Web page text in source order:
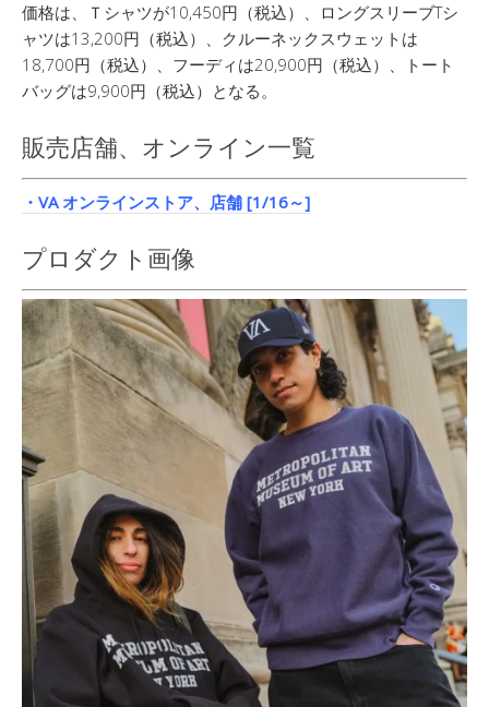
価格は、Ｔシャツが10,450円（税込）、ロングスリーブTシ
ャツは13,200円（税込）、クルーネックスウェットは
18,700円（税込）、フーディは20,900円（税込）、トート
バッグは9,900円（税込）となる。
販売店舗、オンライン一覧
・VA オンラインストア、店舗 [1/16～]
プロダクト画像